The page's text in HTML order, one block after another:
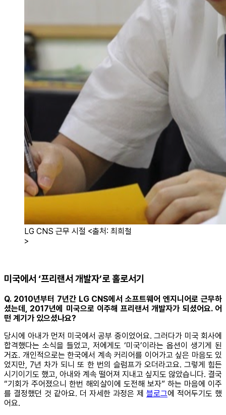
LG CNS 근무 시절 <출처: 최희철
>
미국에서 ‘프리랜서 개발자’로 홀로서기
Q. 2010년부터 7년간 LG CNS에서 소프트웨어 엔지니어로 근무하
셨는데, 2017년에 미국으로 이주해 프리랜서 개발자가 되셨어요. 어
떤 계기가 있으셨나요?
당시에 아내가 먼저 미국에서 공부 중이었어요. 그러다가 미국 회사에
합격했다는 소식을 들었고, 저에게도 ‘미국’이라는 옵션이 생기게 된
거죠. 개인적으로는 한국에서 계속 커리어를 이어가고 싶은 마음도 있
었지만, 7년 차가 되니 또 한 번의 슬럼프가 오더라고요. 그렇게 힘든
시기이기도 했고, 아내와 계속 떨어져 지내고 싶지도 않았습니다. 결국
“기회가 주어졌으니 한번 해외살이에 도전해 보자” 하는 마음에 이주
를 결정했던 것 같아요. 더 자세한 과정은 제 블로그에 적어두기도 했
어요.